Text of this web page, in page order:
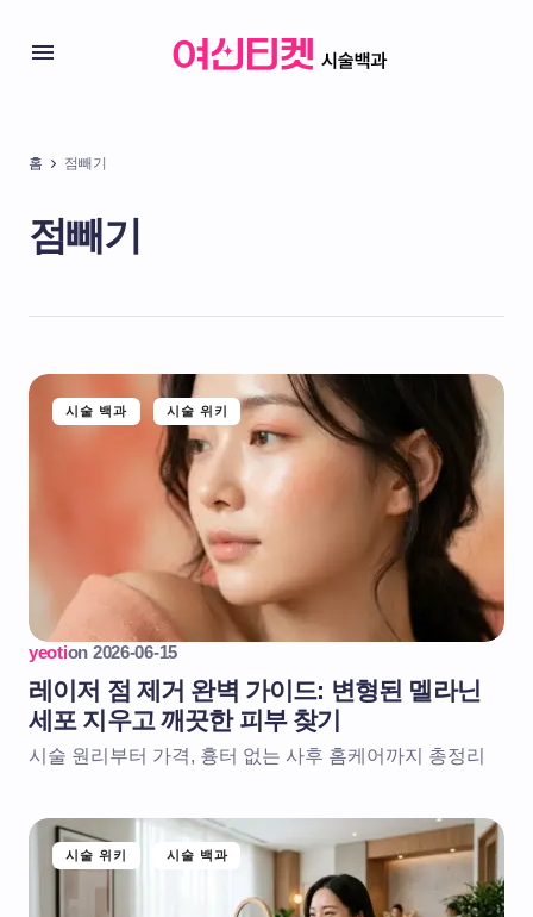
홈 점빼기
점빼기
시술 백과 시술 위키
yeotion 2026-06-15
레이저 점 제거 완벽 가이드: 변형된 멜라닌
세포 지우고 깨끗한 피부 찾기
시술 원리부터 가격, 흉터 없는 사후 홈케어까지 총정리
시술 위키 시술 백과